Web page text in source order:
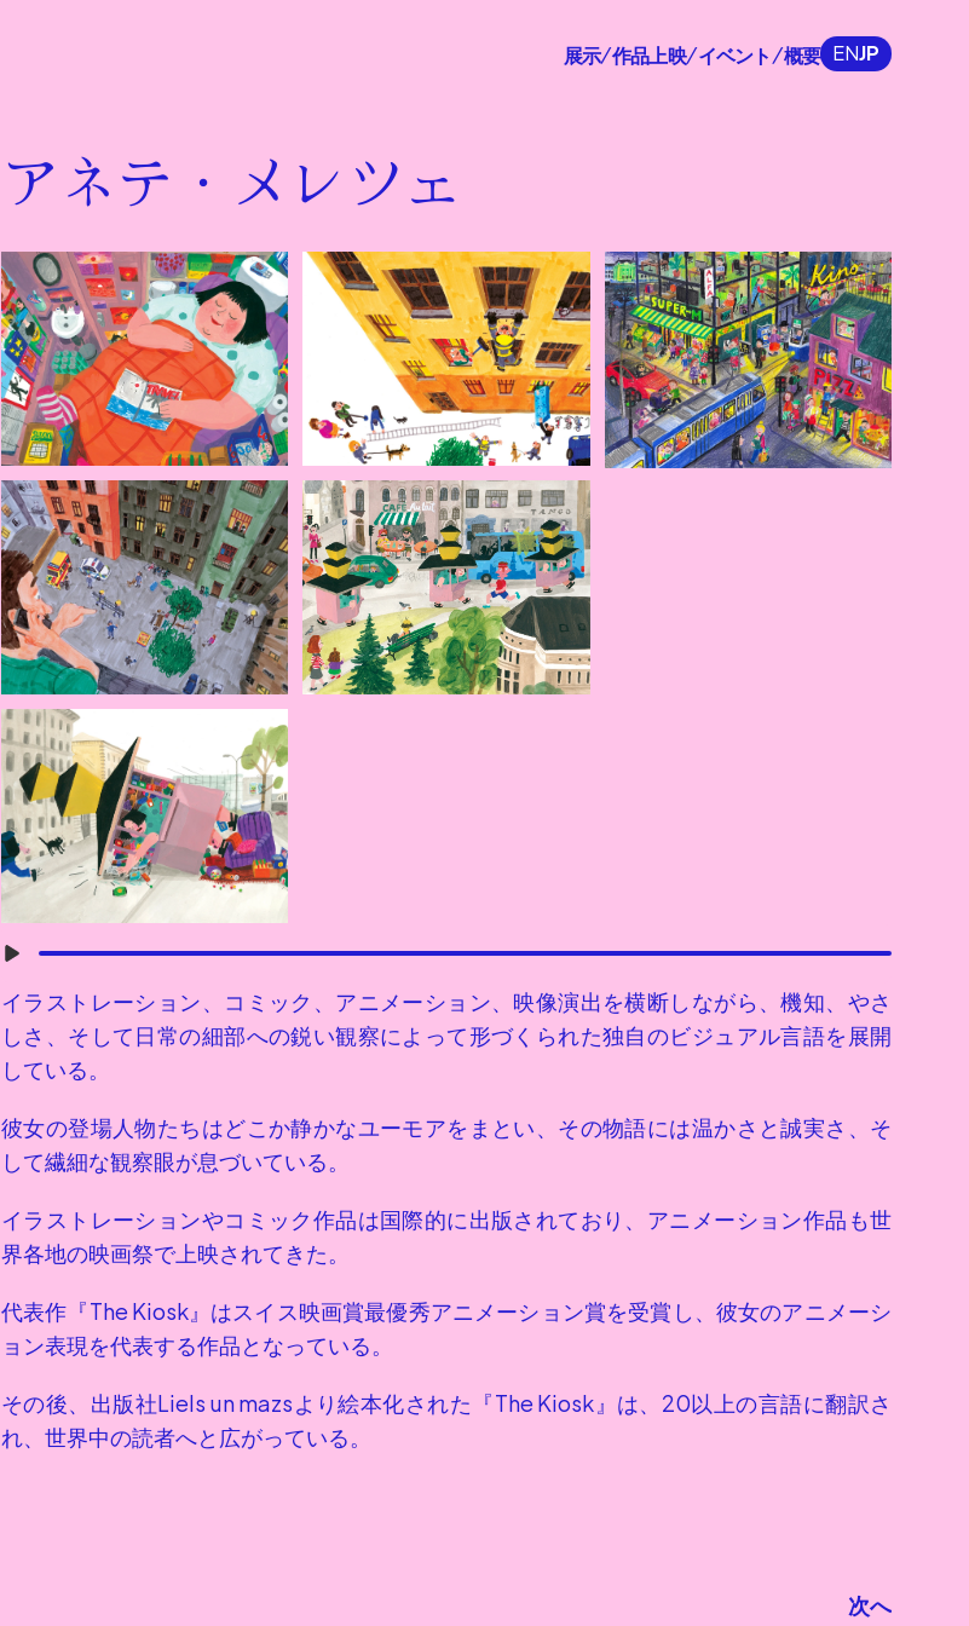
展示/作品上映/イベント /概要 JP
EN
アネテ・メレツェ
イラストレーション、コミック、アニメーション、映像演出を横断しながら、機知、やさ
しさ、そして日常の細部への鋭い観察によって形づくられた独自のビジュアル言語を展開
している。
彼女の登場人物たちはどこか静かなユーモアをまとい、その物語には温かさと誠実さ、そ
して繊細な観察眼が息づいている。
イラストレーションやコミック作品は国際的に出版されており、アニメーション作品も世
界各地の映画祭で上映されてきた。
代表作『The Kiosk』はスイス映画賞最優秀アニメーション賞を受賞し、彼女のアニメーシ
ョン表現を代表する作品となっている。
その後、出版社Liels un mazsより絵本化された『The Kiosk』は、20以上の言語に翻訳さ
れ、世界中の読者へと広がっている。
次へ